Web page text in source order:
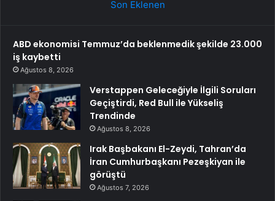
Son Eklenen
ABD ekonomisi Temmuz’da beklenmedik şekilde 23.000
iş kaybetti
Ağustos 8, 2026
Verstappen Geleceğiyle İlgili Soruları
Geçiştirdi, Red Bull ile Yükseliş
Trendinde
Ağustos 8, 2026
Irak Başbakanı El-Zeydi, Tahran’da
İran Cumhurbaşkanı Pezeşkiyan ile
görüştü
Ağustos 7, 2026